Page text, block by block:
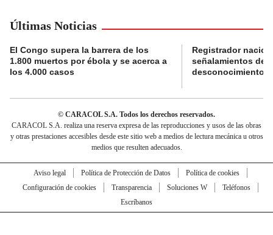
Últimas Noticias
El Congo supera la barrera de los
1.800 muertos por ébola y se acerca a
los 4.000 casos
Registrador
señalamientos de
desconocimiento
© CARACOL S.A. Todos los derechos reservados.
CARACOL S.A. realiza una reserva expresa de las reproducciones y usos de las obras
y otras prestaciones accesibles desde este sitio web a medios de lectura mecánica u otros
medios que resulten adecuados.
Aviso legal Política de Protección de Datos
Política de cookies
Configuración de cookies
Transparencia Soluciones W
Teléfonos
Escríbanos